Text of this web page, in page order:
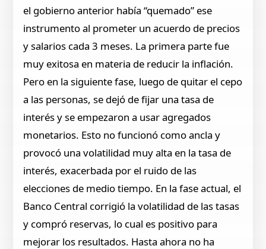
el gobierno anterior había “quemado” ese
instrumento al prometer un acuerdo de precios
y salarios cada 3 meses. La primera parte fue
muy exitosa en materia de reducir la inflación.
Pero en la siguiente fase, luego de quitar el cepo
a las personas, se dejó de fijar una tasa de
interés y se empezaron a usar agregados
monetarios. Esto no funcionó como ancla y
provocó una volatilidad muy alta en la tasa de
interés, exacerbada por el ruido de las
elecciones de medio tiempo. En la fase actual, el
Banco Central corrigió la volatilidad de las tasas
y compró reservas, lo cual es positivo para
mejorar los resultados. Hasta ahora no ha